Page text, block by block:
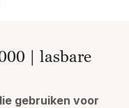
| lasbare
gebruiken voor